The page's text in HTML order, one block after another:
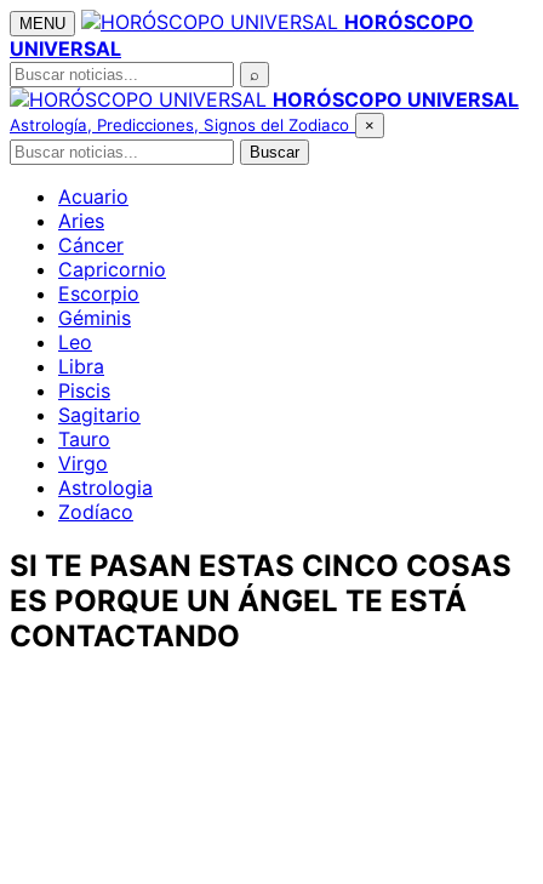
Saltar
al
contenido
MENU
HORÓSCOPO
UNIVERSAL
Buscar
⌕
HORÓSCOPO UNIVERSAL
Astrología, Predicciones, Signos del Zodiaco ×
Buscar Buscar
Acuario
Aries
Cáncer
Capricornio
Escorpio
Géminis
Leo
Libra
Piscis
Sagitario
Tauro
Virgo
Astrologia
Zodíaco
SI TE PASAN ESTAS CINCO COSAS
ES PORQUE UN ÁNGEL TE ESTÁ
CONTACTANDO